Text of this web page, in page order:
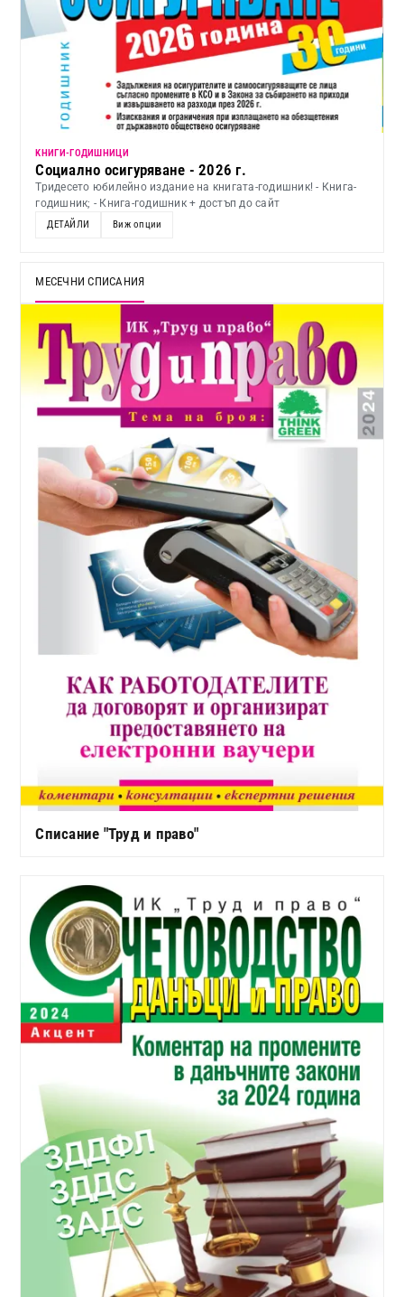
KНИГИ-ГОДИШНИЦИ
Социално осигуряване - 2026 г.
Тридесето юбилейно издание на книгата-годишник! - Книга-
годишник; - Книга-годишник + достъп до сайт
ДЕТАЙЛИ Виж опции
МЕСЕЧНИ СПИСАНИЯ
Списание "Труд и право"